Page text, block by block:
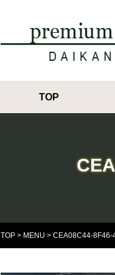
TOP
TOP > MENU > CEA08C44-8F46-